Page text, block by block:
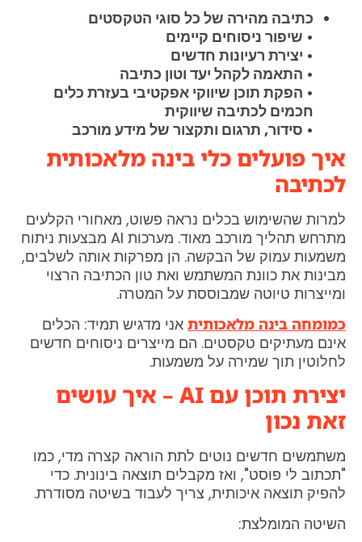
כתיבה מהירה של כל סוגי הטקסטים
• שיפור ניסוחים קיימים
• יצירת רעיונות חדשים
• התאמה לקהל יעד וטון כתיבה
• הפקת תוכן שיווקי אפקטיבי בעזרת כלים
חכמים לכתיבה שיווקית
• סידור, תרגום ותקצור של מידע מורכב
איך פועלים כלי בינה מלאכותית
לכתיבה
למרות שהשימוש בכלים נראה פשוט, מאחורי הקלעים
מתרחש תהליך מורכב מאוד. מערכות AI מבצעות ניתוח
משמעות עמוק של הבקשה. הן מפרקות אותה לשלבים,
מבינות את כוונת המשתמש ואת טון הכתיבה הרצוי
ומייצרות טיוטה שמבוססת על המטרה.
כמומחה בינה מלאכותית אני מדגיש תמיד: הכלים
אינם מעתיקים טקסטים. הם מייצרים ניסוחים חדשים
לחלוטין תוך שמירה על משמעות.
יצירת תוכן עם AI – איך עושים
זאת נכון
משתמשים חדשים נוטים לתת הוראה קצרה מדי, כמו
"תכתוב לי פוסט", ואז מקבלים תוצאה בינונית. כדי
להפיק תוצאה איכותית, צריך לעבוד בשיטה מסודרת.
השיטה המומלצת: